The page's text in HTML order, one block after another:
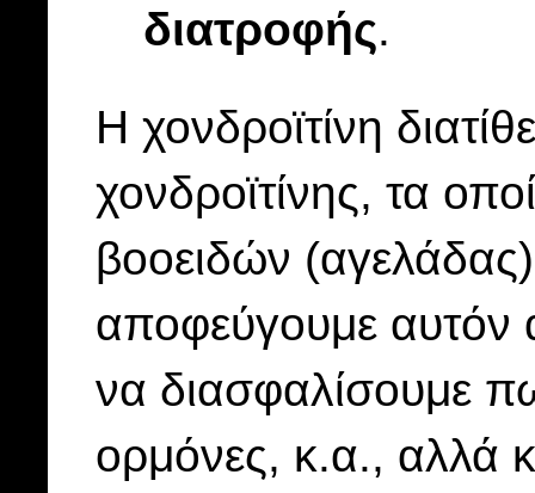
διατροφής.
Η χονδροϊτίνη
χονδροϊτίνης, τα
βοοειδών
αποφεύγουμε αυτόν
να διασφαλίσουμε
ορμόνες, κ.α., αλλά